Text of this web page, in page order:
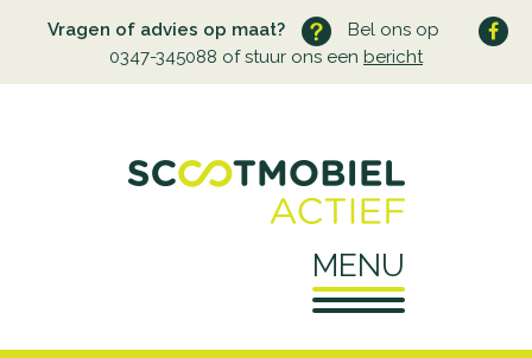
Vragen of advies op maat?
Bel ons op
0347-345088 of stuur ons een bericht
MENU